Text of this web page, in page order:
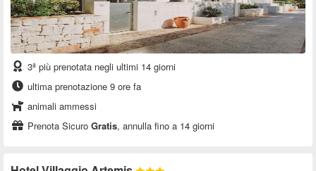
3ª più prenotata negli ultimi 14 giorni
ultima prenotazione 9 ore fa
animali ammessi
Prenota Sicuro Gratis, annulla fino a 14 giorni